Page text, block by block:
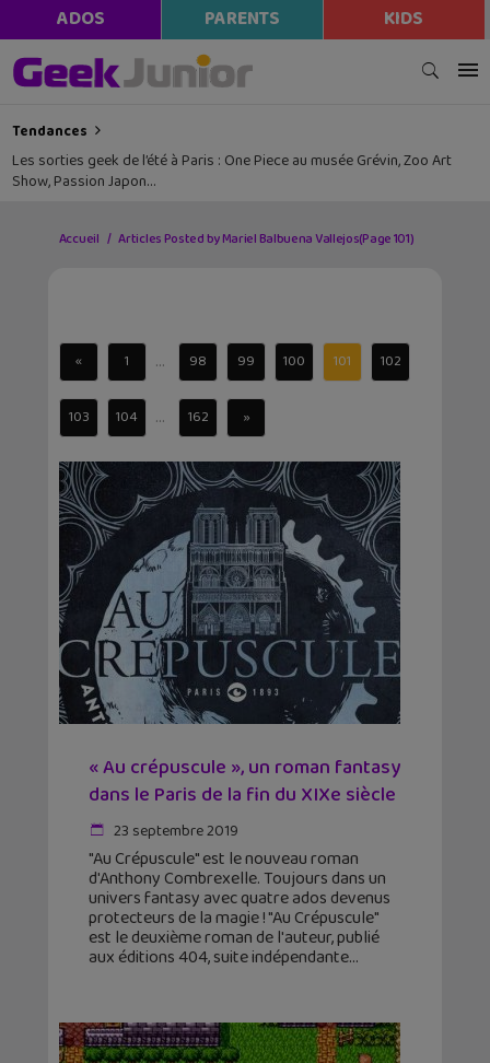
ADOS PARENTS KIDS
Tendances
Les sorties geek de l’été à Paris : One Piece au musée Grévin, Zoo Art
Show, Passion Japon…
Accueil Articles Posted by Mariel Balbuena Vallejos(Page 101)
« 1 ... 98 99 100 101 102
103 104 ... 162 »
« Au crépuscule », un roman fantasy
dans le Paris de la fin du XIXe siècle
23 septembre 2019
"Au Crépuscule" est le nouveau roman
d'Anthony Combrexelle. Toujours dans un
univers fantasy avec quatre ados devenus
protecteurs de la magie ! "Au Crépuscule"
est le deuxième roman de l'auteur, publié
aux éditions 404, suite indépendante